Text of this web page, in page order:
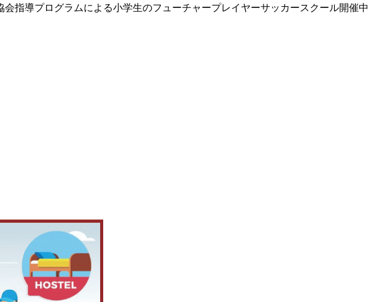
指導プログラムによる小学生のフューチャープレイヤーサッカースクール開催中